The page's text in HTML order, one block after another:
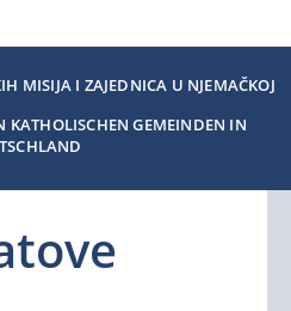
MISIJA I ZAJEDNICA U NJEMAČKOJ
KATHOLISCHEN GEMEINDEN IN